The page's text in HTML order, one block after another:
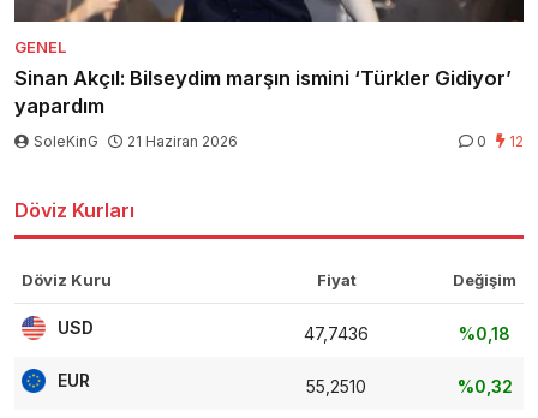
GENEL
Sinan Akçıl: Bilseydim marşın ismini ‘Türkler Gidiyor’
yapardım
SoleKinG 21 Haziran 2026 0 12
Döviz Kurları
Döviz Kuru Fiyat Değişim
USD 47,7436 %0,18
EUR 55,2510 %0,32